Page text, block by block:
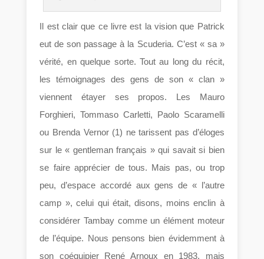
Il est clair que ce livre est la vision que Patrick
eut de son passage à la Scuderia. C’est « sa »
vérité, en quelque sorte. Tout au long du récit,
les témoignages des gens de son « clan »
viennent étayer ses propos. Les Mauro
Forghieri, Tommaso Carletti, Paolo Scaramelli
ou Brenda Vernor (1) ne tarissent pas d’éloges
sur le « gentleman français » qui savait si bien
se faire apprécier de tous. Mais pas, ou trop
peu, d’espace accordé aux gens de « l’autre
camp », celui qui était, disons, moins enclin à
considérer Tambay comme un élément moteur
de l’équipe. Nous pensons bien évidemment à
son coéquipier René Arnoux en 1983, mais